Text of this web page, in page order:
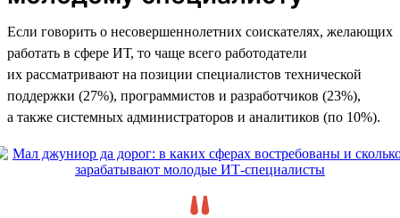
Если говорить о несовершеннолетних соискателях, желающих
работать в сфере ИТ, то чаще всего работодатели
их рассматривают на позиции специалистов технической
поддержки (27%), программистов и разработчиков (23%),
а также системных администраторов и аналитиков (по 10%).